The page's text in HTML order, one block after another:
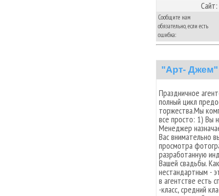
Сайт:
Сообщите нам
обязательно, если есть
ошибка:
"Арт- Джем"
Праздничное
полный цикл
торжества.Мы
все просто: 1) Вы
Менеджер
Вас внимательно
просмотра
разработанную
Вашей свадьбы.
нестандартным -
в агентстве есть
-класс, средний